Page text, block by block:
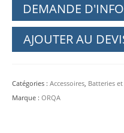
DEMANDE
AJOUTER AU
Catégories : Accessoires, Batteries
Marque : ORQA